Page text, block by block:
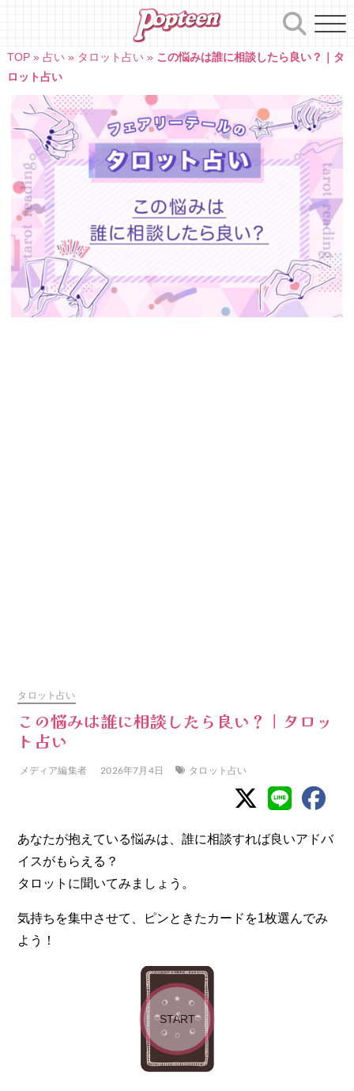
TOP» 占い» タロット占い» この悩みは誰に相談したら良い？｜タ
ロット占い
タロット占い
この悩みは誰に相談したら良い？｜タロッ
ト占い
メディア編集者 2026年7月4日 タロット占い
あなたが抱えている悩みは、誰に相談すれば良いアドバ
イスがもらえる？
タロットに聞いてみましょう。
気持ちを集中させて、ピンときたカードを1枚選んでみ
よう！
START